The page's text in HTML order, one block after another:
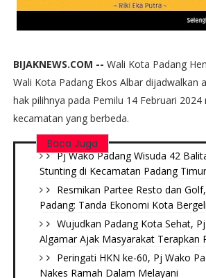
BIJAKNEWS.COM -- Wali Kota Padang
Wali Kota Padang Ekos Albar dijadwalkan
hak pilihnya pada Pemilu 14 Februari
kecamatan yang berbeda.
Baca Juga
Pj Wako Padang Wisuda 42
Stunting di Kecamatan Padang Timur
Resmikan Partee Resto dan
Padang: Tanda Ekonomi Kota
Wujudkan Padang Kota Sehat,
Algamar Ajak Masyarakat Terapkan
Peringati HKN ke-60, Pj Wako
Nakes Ramah Dalam Melayani